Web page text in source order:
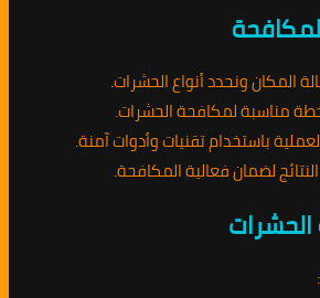
المكان ونحدد أنواع الحشرات.
مناسبة لمكافحة الحشرات.
باستخدام تقنيات وأدوات آمنة.
النتائج لضمان فعالية المكافحة.